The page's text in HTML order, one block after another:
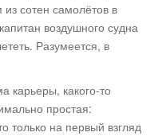
сотен самолётов в
воздушного судна
Разумеется, в
карьеры, какого-то
простая:
только на первый взгляд